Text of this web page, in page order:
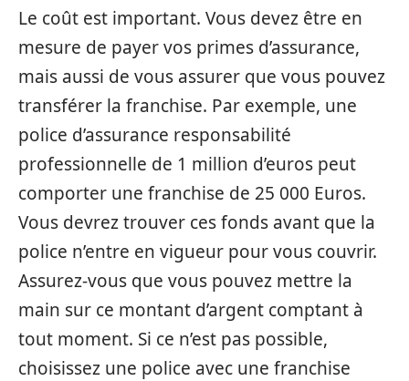
Le coût est important. Vous devez être en
mesure de payer vos primes d’assurance,
mais aussi de vous assurer que vous pouvez
transférer la franchise. Par exemple, une
police d’assurance responsabilité
professionnelle de 1 million d’euros peut
comporter une franchise de 25 000 Euros.
Vous devrez trouver ces fonds avant que la
police n’entre en vigueur pour vous couvrir.
Assurez-vous que vous pouvez mettre la
main sur ce montant d’argent comptant à
tout moment. Si ce n’est pas possible,
choisissez une police avec une franchise